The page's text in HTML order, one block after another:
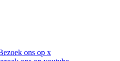
ons op x